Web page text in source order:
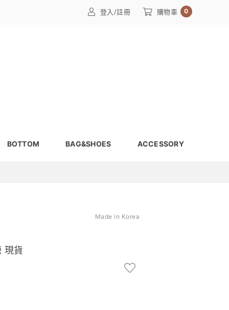
登入/註冊 購物車 0
BOTTOM BAG&SHOES ACCESSORY
Made in Korea
現貨